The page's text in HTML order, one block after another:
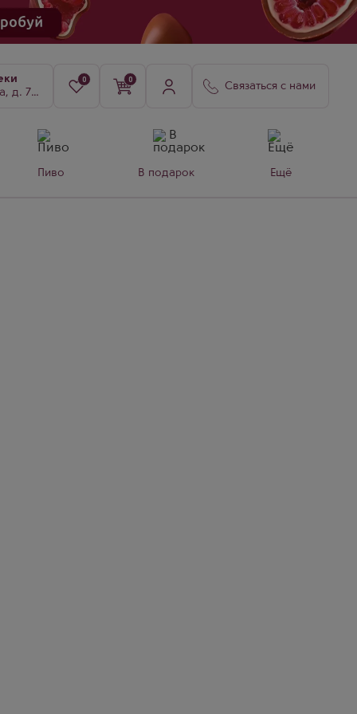
к. 3
0 0
Связаться с нами
Пиво В подарок Ещё